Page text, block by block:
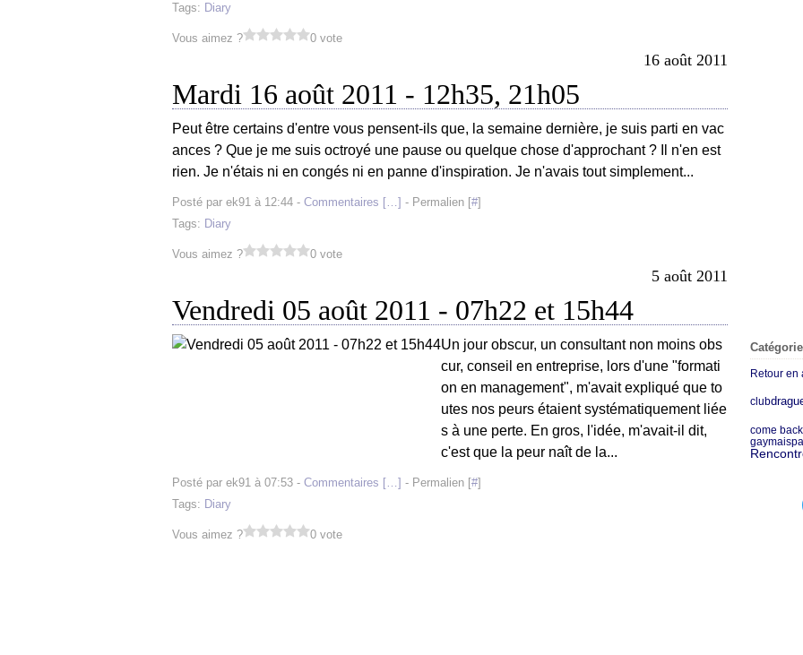
Tags: Diary
Vous aimez ? 0 vote
16 août 2011
Mardi 16 août 2011 - 12h35, 21h05
Peut être certains d'entre vous pensent-ils que, la semaine dernière, je suis parti en vac
ances ? Que je me suis octroyé une pause ou quelque chose d'approchant ? Il n'en est
rien. Je n'étais ni en congés ni en panne d'inspiration. Je n'avais tout simplement...
Posté par ek91 à 12:44 - Commentaires […] - Permalien [#]
Tags: Diary
Vous aimez ? 0 vote
5 août 2011
Vendredi 05 août 2011 - 07h22 et 15h44
Un jour obscur, un consultant non moins obs
cur, conseil en entreprise, lors d'une "formati
on en management", m'avait expliqué que to
utes nos peurs étaient systématiquement liée
s à une perte. En gros, l'idée, m'avait-il dit,
c'est que la peur naît de la...
Posté par ek91 à 07:53 - Commentaires […] - Permalien [#]
Tags: Diary
Vous aimez ? 0 vote
Retour en
club
come back